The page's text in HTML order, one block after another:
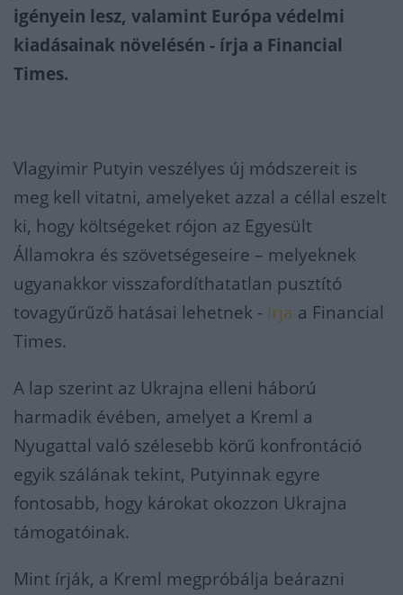
igényein lesz, valamint Európa védelmi
kiadásainak növelésén - írja a Financial
Times.
Vlagyimir Putyin veszélyes új módszereit is
meg kell vitatni, amelyeket azzal a céllal eszelt
ki, hogy költségeket rójon az Egyesült
Államokra és szövetségeseire – melyeknek
ugyanakkor visszafordíthatatlan pusztító
tovagyűrűző hatásai lehetnek - írja a Financial
Times.
A lap szerint az Ukrajna elleni háború
harmadik évében, amelyet a Kreml a
Nyugattal való szélesebb körű konfrontáció
egyik szálának tekint, Putyinnak egyre
fontosabb, hogy károkat okozzon Ukrajna
támogatóinak.
Mint írják, a Kreml megpróbálja beárazni